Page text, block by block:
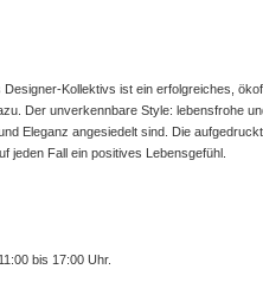
Kollektivs ist ein erfolgreiches,
Der unverkennbare Style: lebensfrohe
Eleganz angesiedelt sind. Die
jeden Fall ein positives Lebensgefühl.
bis 17:00 Uhr.